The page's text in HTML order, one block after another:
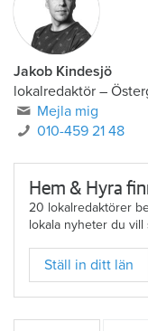
Jakob Kindesjö
lokalredaktör –
Mejla mig
010-459 21 48
Hem & Hyra
20 lokalredaktörer
lokala nyheter du vill
Ställ in ditt län